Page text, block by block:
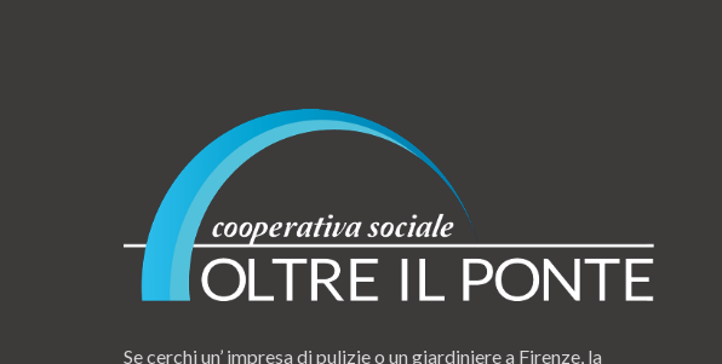
Se cerchi un’ impresa di pulizie o un giardiniere a Firenze, la